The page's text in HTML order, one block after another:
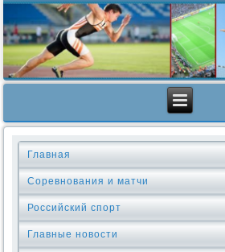
Главная
Соревнования и матчи
Российский спорт
Главные новости